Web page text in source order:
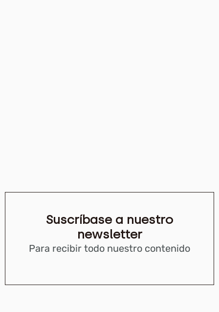
Suscríbase a nuestro
newsletter
Para recibir todo nuestro contenido